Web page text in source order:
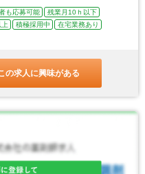
も応募可能
残業月10ｈ以下
上 積極採用中
在宅業務あり
の求人に興味がある